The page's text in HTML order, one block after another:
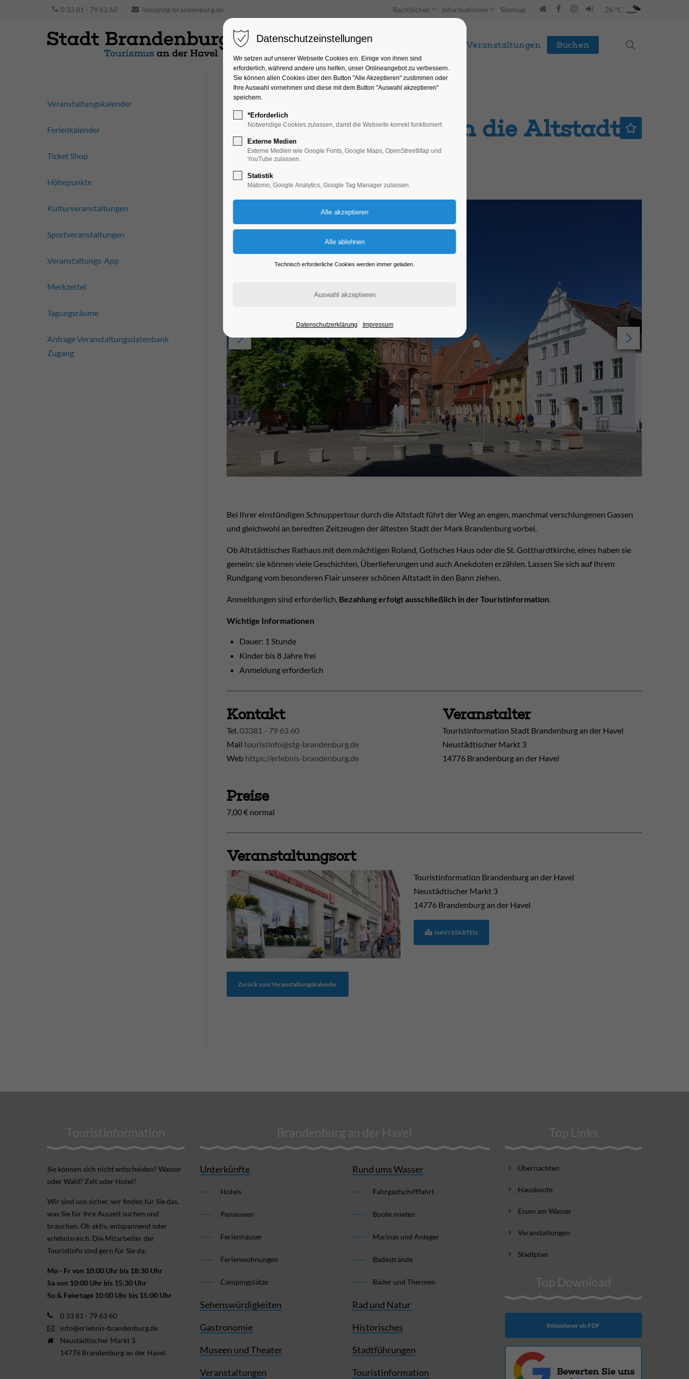
0 33 81 - 79 63 60 info@stg-brandenburg.de Rechtliches Informationen Sitemap 26 °C
Unterkünfte Entdecken & Erleben Veranstaltungen Buchen
Schnuppertour durch die Altstadt
Führung
24.08.2024, 10:30–11:30
Bei Ihrer einstündigen Schnuppertour durch die Altstadt führt der Weg an engen, manchmal verschlungenen Gassen
und gleichwohl an beredten Zeitzeugen der ältesten Stadt der Mark Brandenburg vorbei.
Ob Altstädtisches Rathaus mit dem mächtigen Roland, Gotisches Haus oder die St. Gotthardtkirche, eines haben sie
gemein: sie können viele Geschichten, Überlieferungen und auch Anekdoten erzählen. Lassen Sie sich auf Ihrem
Rundgang vom besonderen Flair unserer schönen Altstadt in den Bann ziehen.
Anmeldungen sind erforderlich, Bezahlung erfolgt ausschließlich in der Touristinformation
Wichtige Informationen
Dauer: 1 Stunde
Kinder bis 8 Jahre frei
Anmeldung erforderlich
Kontakt
Tel. 03381 - 79 63 60
Mail touristinfo@stg-brandenburg.de
Web https://erlebnis-brandenburg.de
Veranstalter
Touristinformation Stadt Brandenburg an der Havel
Neustädtischer Markt 3
14776 Brandenburg an der Havel
Preise
7,00 € normal
Veranstaltungsort
Touristinformation Brandenburg an der Havel
Neustädtischer Markt 3
14776 Brandenburg an der Havel
NAVI STARTEN
Zurück zum Veranstaltungskalender
Veranstaltungskalender
Ferienkalender
Ticket Shop
Höhepunkte
Kulturveranstaltungen
Sportveranstaltungen
Veranstaltungs-App
Merkzettel
Tagungsräume
Anfrage Veranstaltungsdatenbank
Zugang
Touristinformation
Sie können sich nicht ent­scheiden? Wasser
oder Wald? Zelt oder Hotel?
Wir sind uns sicher, wir finden für Sie das,
was Sie für Ihre Aus­zeit suchen und
brauchen. Ob aktiv, ent­spannend oder
erlebnis­reich. Die Mitarbeiter der
Touristinfo sind gern für Sie da:
Mo - Fr von 10:00 Uhr bis 18:30 Uhr
Sa von 10:00 Uhr bis 15:30 Uhr
So & Feiertage 10:00 Uhr bis 15:00 Uhr
0 33 81 - 79 63 60
info@erlebnis-brandenburg.de
Neustädtischer Markt 3
14776 Brandenburg an der Havel
Brandenburg an der Havel
Unterkünfte
Hotels
Pensionen
Ferienhäuser
Ferienwohnungen
Campingplätze
Sehenswürdigkeiten
Gastronomie
Museen und Theater
Veranstaltungen
Rund ums Wasser
Fahrgastschifffahrt
Boote mieten
Marinas und Anleger
Badestrände
Bäder und Thermen
Rad und Natur
Historisches
Stadtführungen
Touristinformation
Top Links
Übernachten
Hausboote
Essen am Wasser
Veranstaltungen
Stadtplan
Top Download
Reiseplaner als PDF
Datenschutzeinstellungen
Wir setzen auf unserer Webseite Cookies ein. Einige von ihnen sind
erforderlich, während andere uns helfen, unser Onlineangebot zu verbessern.
Sie können allen Cookies über den Button "Alle Akzeptieren" zustimmen oder
Ihre Auswahl vornehmen und diese mit dem Button "Auswahl akzeptieren"
speichern.
*Erforderlich
Notwendige Cookies zulassen, damit die Webseite korrekt funktioniert.
Externe Medien
Externe Medien wie Google Fonts, Google Maps, OpenStreetMap und
YouTube zulassen.
Statistik
Matomo, Google Analytics, Google Tag Manager zulassen.
Technisch erforderliche Cookies werden immer geladen.
Datenschutzerklärung Impressum